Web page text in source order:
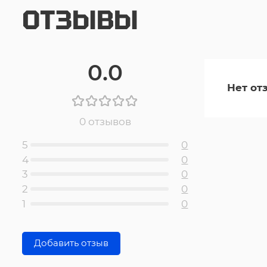
ОТЗЫВЫ
0.0
0 отзывов
5
0
4
0
3
0
2
0
1
0
Добавить отзыв
Нет